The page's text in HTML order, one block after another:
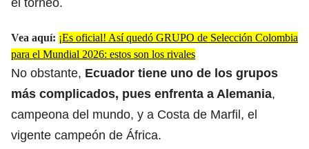
Vea aquí: ¡Es oficial! Así quedó GRUPO de Selección Colombia
para el Mundial 2026: estos son los rivales
No obstante, Ecuador tiene uno de los grupos
más complicados, pues enfrenta a Alemania,
campeona del mundo, y a Costa de Marfil, el
vigente campeón de África.